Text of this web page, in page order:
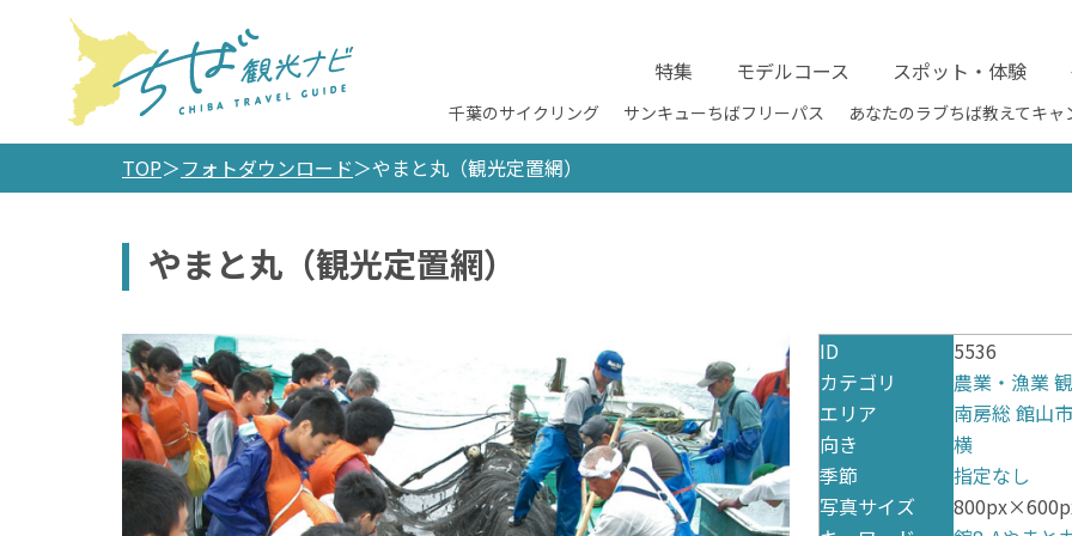
特集 モデルコース スポット・体験
千葉のサイクリング サンキューちばフリーパス あなたのラブちば教えてキャ
TOP フォトダウンロード やまと丸（観光定置網）
やまと丸（観光定置網）
ID
5536
カテゴリ
農業・漁業
エリア
南房総 館山市
向き
横
季節
指定なし
写真サイズ